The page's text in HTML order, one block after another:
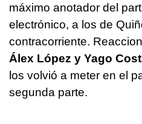
máximo anotador del
electrónico, a los de
contracorriente.
Álex López y Yago
los volvió a meter en el
segunda parte.